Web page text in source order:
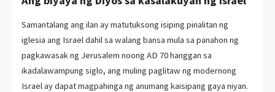
Samantalang ang ilan ay matutuksong isiping pinalitan ng
iglesia ang Israel dahil sa walang bansa mula sa panahon ng
pagkawasak ng Jerusalem noong AD 70 hanggan sa
ikadalawampung siglo, ang muling paglitaw ng modernong
Israel ay dapat magpahinga ng anumang kaisipang gaya niyan.